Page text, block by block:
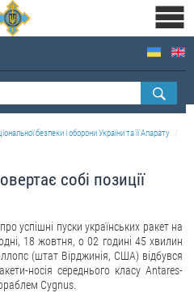
України
України
безпеки і оборони України
безпеки і оборони України та її Апарату
собі позиції
успішні пуски українських ракет на
18 жовтня, о 02 годині 45 хвилин
(штат Вірджинія, США) відбувся
носія середнього класу Antares-
Cygnus.